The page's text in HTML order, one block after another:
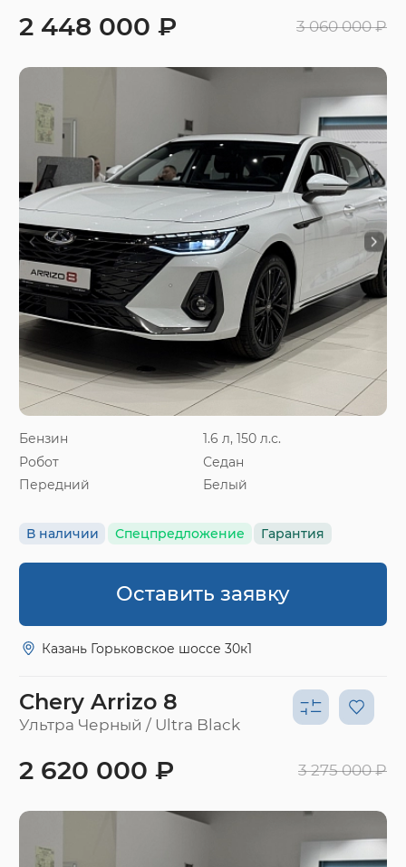
Бензин
1.6 л, 150 л.с.
Робот
Седан
Передний
Белый
В наличии Спецпредложение Гарантия
2 448 000 ₽ 3 060 000 ₽
Оставить заявку
Казань Горьковское шоссе 30к1
Chery Arrizo 8
Ультра Черный / Ultra Black
2 620 000 ₽ 3 275 000 ₽